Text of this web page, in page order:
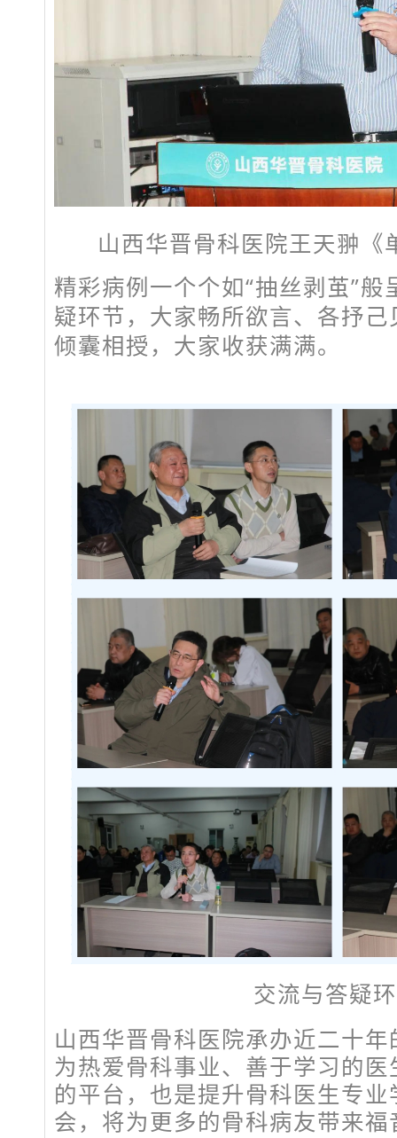
山西华晋骨科医院王天翀《
精彩病例一个个如“抽丝剥茧”
疑环节，大家畅所欲言、各抒
倾囊相授，大家收获满满。
交流与答疑
山西华晋骨科医院承办近二十年
为热爱骨科事业、善于学习的
的平台，也是提升骨科医生专
会，将为更多的骨科病友带来福